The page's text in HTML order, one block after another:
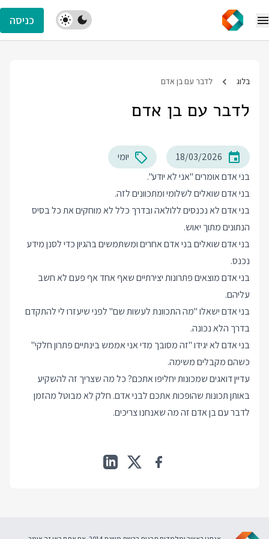
כניסה
בלוג לדבר עם בן אדם
לדבר עם בן אדם
18/03/2026
יומי
בני אדם אומרים "אני לא יודע".
בני אדם שואלים לשלומי ומתכוונים לזה.
בני אדם לא נכנסים ללולאה ובדרך כלל לא מוחקים את כל בסיס
הנתונים מתוך יאוש.
בני אדם שואלים בני אדם אחרים ומשתמשים בהגיון כדי לסנן מידע
נכנס.
בני אדם מוצאים פתרונות יצירתיים שאף אחד אף פעם לא חשב
עליהם.
בני אדם ישאלו "מה התכוונת לעשות שם" לפני שיעזרו לי להתקדם
בדרך הלא נכונה.
בני אדם לא יגידו "זה מסובך מדי אני אממש בינתיים פתרון חלקי"
כשהם מקבלים משימה.
עדיין דואגים שמכונות יחליפו אתכם? כל מה שצריך זה להשקיע
באותן תכונות שהופכות אתכם לבני אדם. חלק לא מבוטל מהזמן
לדבר עם בן אדם זה מה שאנחנו צריכים.